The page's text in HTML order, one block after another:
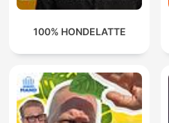
100% HONDELATTE